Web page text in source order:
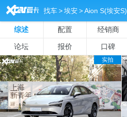
& 找车>埃安>Aion S(埃安S)
综述 配置 经销商
论坛 报价 口碑
实拍